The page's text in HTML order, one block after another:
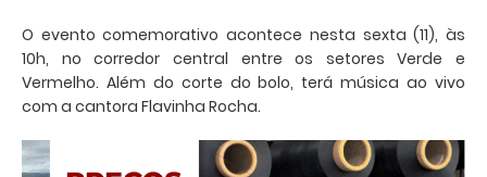
O evento comemorativo acontece nesta sexta (11), às
10h, no corredor central entre os setores Verde e
Vermelho. Além do corte do bolo, terá música ao vivo
com a cantora Flavinha Rocha.